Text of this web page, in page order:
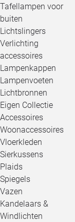
Tafellampen voor
buiten
Lichtslingers
Verlichting
accessoires
Lampenkappen
Lampenvoeten
Lichtbronnen
Eigen Collectie
Accessoires
Woonaccessoires
Vloerkleden
Sierkussens
Plaids
Spiegels
Vazen
Kandelaars &
Windlichten